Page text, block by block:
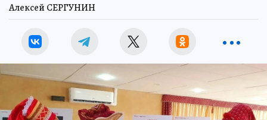
Алексей СЕРГУНИН